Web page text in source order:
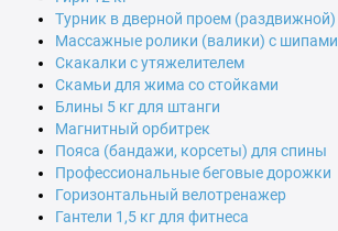
Турник в дверной проем (раздвижной)
Массажные ролики (валики) с шипами
Скакалки с утяжелителем
Скамьи для жима со стойками
Блины 5 кг для штанги
Магнитный орбитрек
Пояса (бандажи, корсеты) для спины
Профессиональные беговые дорожки
Горизонтальный велотренажер
Гантели 1,5 кг для фитнеса